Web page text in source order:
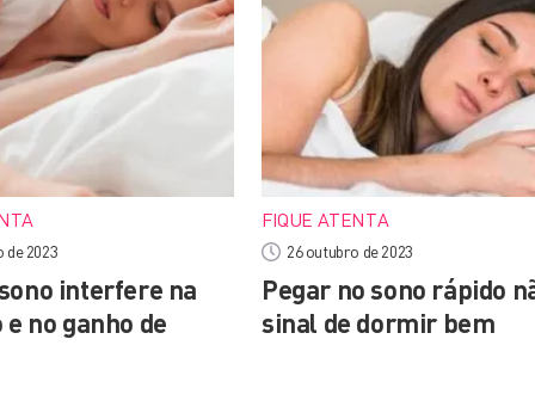
de 2023
interfere na
no ganho de
FIQUE ATENTA
26 outubro de 2023
Pegar no sono rápido
sinal de dormir bem